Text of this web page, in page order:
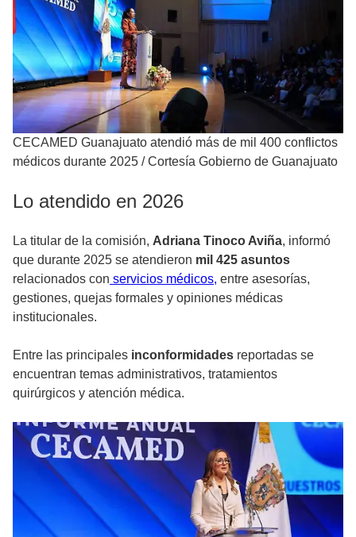
CECAMED Guanajuato atendió más de mil 400 conflictos
médicos durante 2025 /Cortesía Gobierno de Guanajuato
Lo atendido en 2026
La titular de la comisión, Adriana Tinoco Aviña, informó
que durante 2025 se atendieron mil 425 asuntos
relacionados con servicios médicos, entre asesorías,
gestiones, quejas formales y opiniones médicas
institucionales.
Entre las principales inconformidades reportadas se
encuentran temas administrativos, tratamientos
quirúrgicos y atención médica.